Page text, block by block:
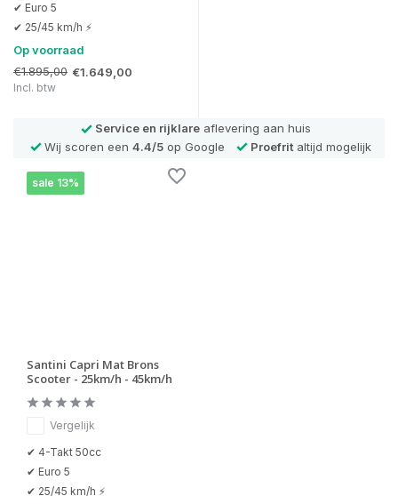
✔ Euro 5
✔ 25/45 km/h ⚡
Op voorraad
€1.895,00 €1.649,00
Incl. btw
Service en rijklare aflevering aan huis
Wij scoren een 4.4/5op Google Proefritaltijd mogelijk
sale 13%
Santini Capri Mat Brons
Scooter - 25km/h - 45km/h
Vergelijk
✔ 4-Takt 50cc
✔ Euro 5
✔ 25/45 km/h ⚡